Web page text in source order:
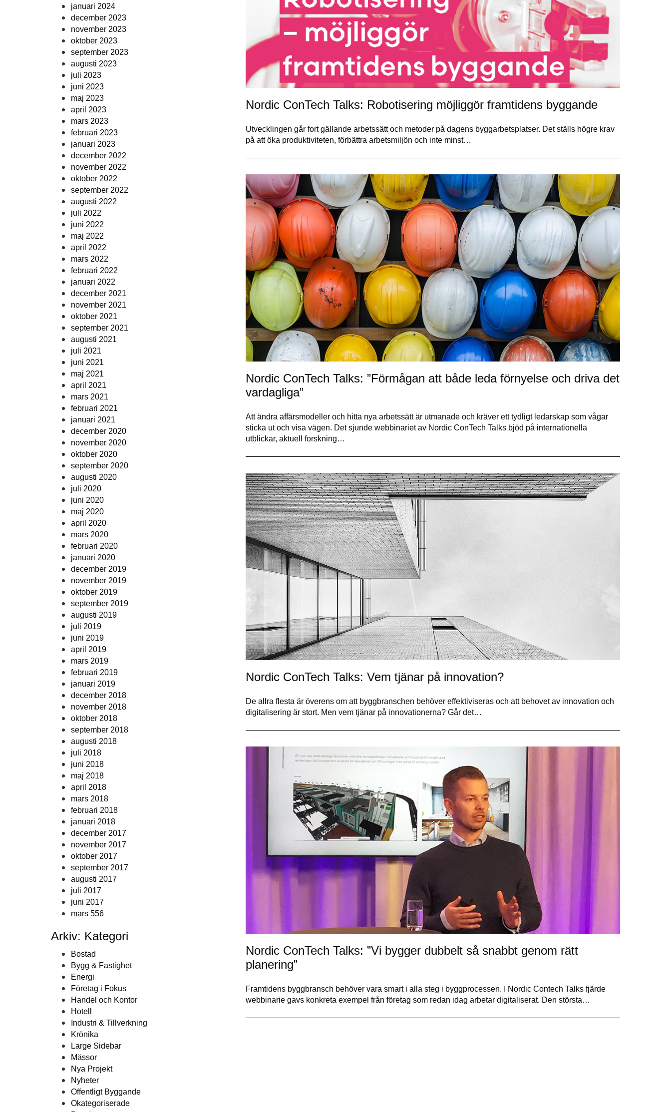
januari 2024
december 2023
november 2023
oktober 2023
september 2023
augusti 2023
juli 2023
juni 2023
maj 2023
april 2023
mars 2023
februari 2023
januari 2023
december 2022
november 2022
oktober 2022
september 2022
augusti 2022
juli 2022
juni 2022
maj 2022
april 2022
mars 2022
februari 2022
januari 2022
december 2021
november 2021
oktober 2021
september 2021
augusti 2021
juli 2021
juni 2021
maj 2021
april 2021
mars 2021
februari 2021
januari 2021
december 2020
november 2020
oktober 2020
september 2020
augusti 2020
juli 2020
juni 2020
maj 2020
april 2020
mars 2020
februari 2020
januari 2020
december 2019
november 2019
oktober 2019
september 2019
augusti 2019
juli 2019
juni 2019
april 2019
mars 2019
februari 2019
januari 2019
december 2018
november 2018
oktober 2018
september 2018
augusti 2018
juli 2018
juni 2018
maj 2018
april 2018
mars 2018
februari 2018
januari 2018
december 2017
november 2017
oktober 2017
september 2017
augusti 2017
juli 2017
juni 2017
mars 556
Arkiv: Kategori
Bostad
Bygg & Fastighet
Energi
Företag i Fokus
Handel och Kontor
Hotell
Industri & Tillverkning
Krönika
Large Sidebar
Mässor
Nya Projekt
Nyheter
Offentligt Byggande
Okategoriserade
Nordic ConTech Talks: Robotisering möjliggör framtidens byggande
Utvecklingen går fort gällande arbetssätt och metoder på dagens byggarbetsplatser. Det ställs högre krav
på att öka produktiviteten, förbättra arbetsmiljön och inte minst…
Nordic ConTech Talks: ”Förmågan att både leda förnyelse och driva det
vardagliga”
Att ändra affärsmodeller och hitta nya arbetssätt är utmanade och kräver ett tydligt ledarskap som vågar
sticka ut och visa vägen. Det sjunde webbinariet av Nordic ConTech Talks bjöd på internationella
utblickar, aktuell forskning…
Nordic ConTech Talks: Vem tjänar på innovation?
De allra flesta är överens om att byggbranschen behöver effektiviseras och att behovet av innovation och
digitalisering är stort. Men vem tjänar på innovationerna? Går det…
Nordic ConTech Talks: ”Vi bygger dubbelt så snabbt genom rätt
planering”
Framtidens byggbransch behöver vara smart i alla steg i byggprocessen. I Nordic Contech Talks fjärde
webbinarie gavs konkreta exempel från företag som redan idag arbetar digitaliserat. Den största…